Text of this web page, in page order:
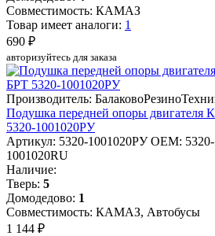
Совместимость: КАМАЗ
Товар имеет аналоги: 1
690 ₽
авторизуйтесь для заказа
Производитель:
Подушка передней опоры
5320-1001020РУ
Артикул: 5320-1001020РУ OEM:
1001020RU
Наличие:
Тверь: 5
Домодедово: 1
Совместимость: КАМАЗ, Автобусы
1 144 ₽